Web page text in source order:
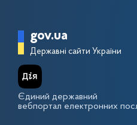
Головна
gov.ua
Державні сайти України
Єдиний державний
вебпортал електронних